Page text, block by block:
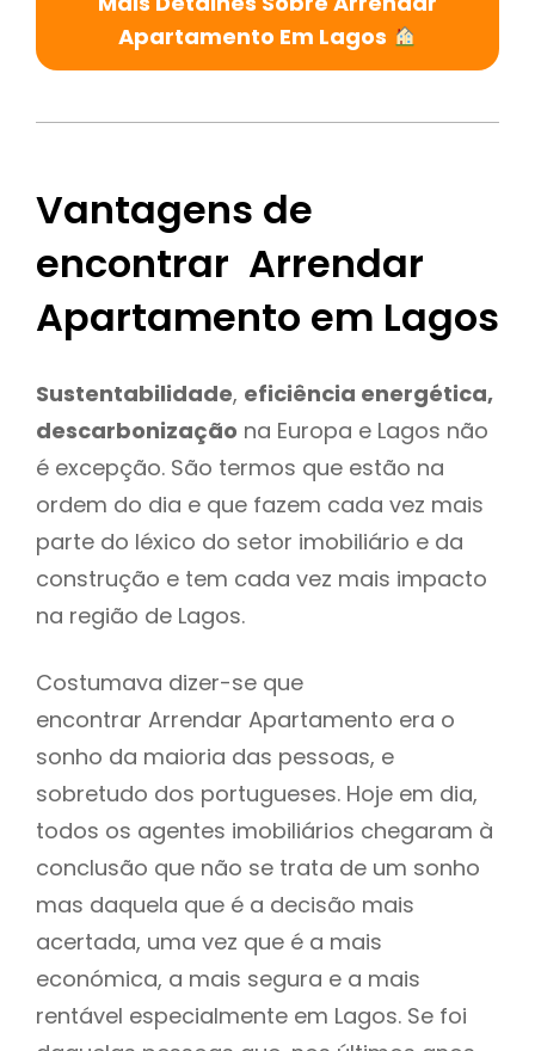
Apartamento Em Lagos
Vantagens de
encontrar Arrendar
Apartamento em Lagos
Sustentabilidade, eficiência energética,
descarbonização na Europa e Lagos não
é excepção. São termos que estão na
ordem do dia e que fazem cada vez mais
parte do léxico do setor imobiliário e da
construção e tem cada vez mais impacto
na região de Lagos.
Costumava dizer-se que
encontrar Arrendar Apartamento era o
sonho da maioria das pessoas, e
sobretudo dos portugueses. Hoje em dia,
todos os agentes imobiliários chegaram à
conclusão que não se trata de um sonho
mas daquela que é a decisão mais
acertada, uma vez que é a mais
económica, a mais segura e a mais
rentável especialmente em Lagos. Se foi